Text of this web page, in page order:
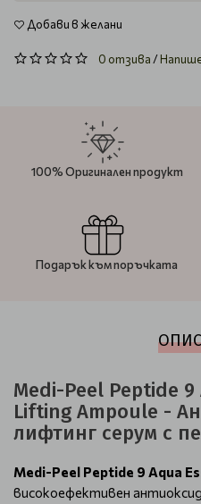
Добави в желани
0 отзива/
100% Оригинален продукт
Подарък към поръчката
Medi-Peel Peptide 9
Lifting Ampoule -
лифтинг серум с
Medi-Peel Peptide 9 Aqua
високоефективен